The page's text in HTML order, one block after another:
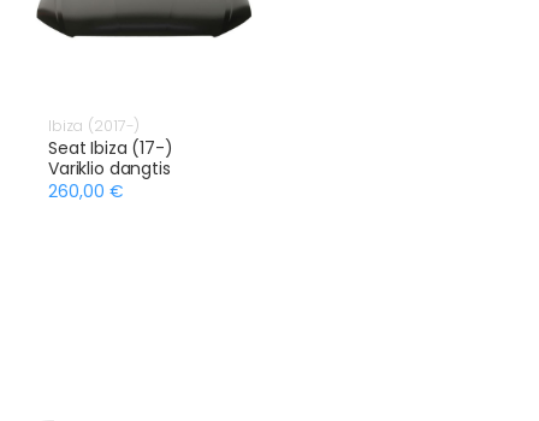
Ibiza (2017-)
Seat Ibiza (17-)
Variklio dangtis
260,00 €